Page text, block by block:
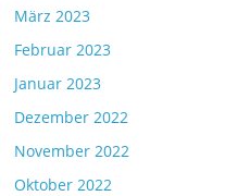
März 2023
Februar 2023
Januar 2023
Dezember 2022
November 2022
Oktober 2022